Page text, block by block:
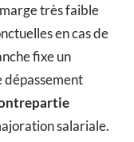
très faible
en cas de
fixe un
dépassement
salariale.